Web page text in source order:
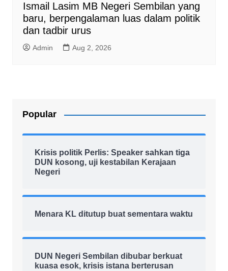
Ismail Lasim MB Negeri Sembilan yang
baru, berpengalaman luas dalam politik
dan tadbir urus
Admin Aug 2, 2026
Popular
Krisis politik Perlis: Speaker sahkan tiga
DUN kosong, uji kestabilan Kerajaan
Negeri
Menara KL ditutup buat sementara waktu
DUN Negeri Sembilan dibubar berkuat
kuasa esok, krisis istana berterusan